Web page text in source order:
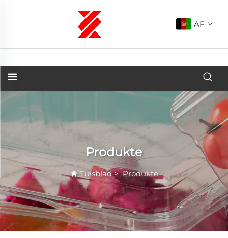
AF
Produkte
Tuisblad>Produkte